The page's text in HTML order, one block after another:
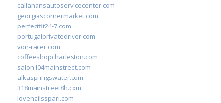
callahansautoservicecenter.com
georgiascornermarket.com
perfectfit24-7.com
portugalprivatedriver.com
von-racer.com
coffeeshopcharleston.com
salon104mainstreet.com
alkaspringswater.com
318mainstreet8h.com
lovenailsspari.com